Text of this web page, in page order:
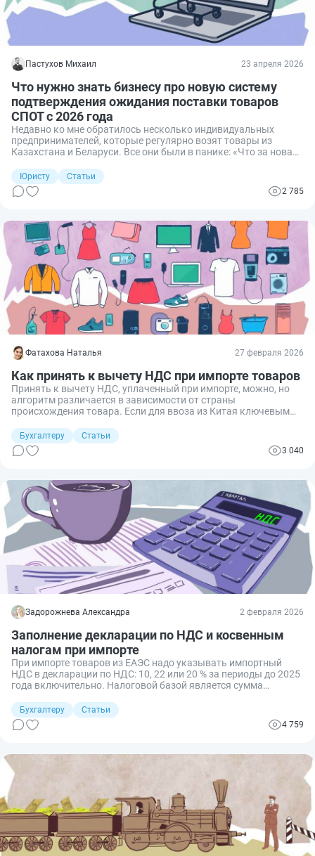
Пастухов Михаил 23 апреля 2026
Что нужно знать бизнесу про новую систему
подтверждения ожидания поставки товаров
СПОТ с 2026 года
Недавно ко мне обратилось несколько индивидуальных
предпринимателей, которые регулярно возят товары из
Казахстана и Беларуси. Все они были в панике: «Что за новая
Нас не выгонят с рынка?» Пришлось погрузиться в закон №
101-ФЗ, разобрать порядок действий и успокоить клиентов.
Делюсь выжимкой, чтобы вы тоже знали, как работать с
Юристу
Статьи
2 785
Фатахова Наталья 27 февраля 2026
Как принять к вычету НДС при импорте товаров
Принять к вычету НДС, уплаченный при импорте, можно, но
алгоритм различается в зависимости от страны
происхождения товара. Если для ввоза из Китая ключевым
Беларуси — заявление с отметкой налоговой. Разберем оба
сценария, чтобы вы избежали ошибок, которые могут дорого
стоить вашему бизнесу.
Бухгалтеру
Статьи
3 040
Задорожнева Александра 2 февраля 2026
Заполнение декларации по НДС и косвенным
налогам при импорте
При импорте товаров из ЕАЭС надо указывать импортный
НДС в декларации по НДС: 10, 22 или 20 % за периоды до 2025
года включительно. Налоговой базой является сумма
проведения операций по импорту налогоплательщики должны
отчитаться перед ФНС.
Бухгалтеру
Статьи
4 759